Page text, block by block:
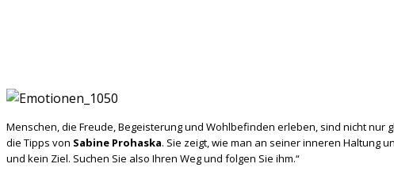
Menschen, die Freude, Begeisterung und Wohlbefinden erleben, sind nicht
die Tipps von Sabine Prohaska. Sie zeigt, wie man an seiner inneren Haltung
und kein Ziel. Suchen Sie also Ihren Weg und folgen Sie ihm.“